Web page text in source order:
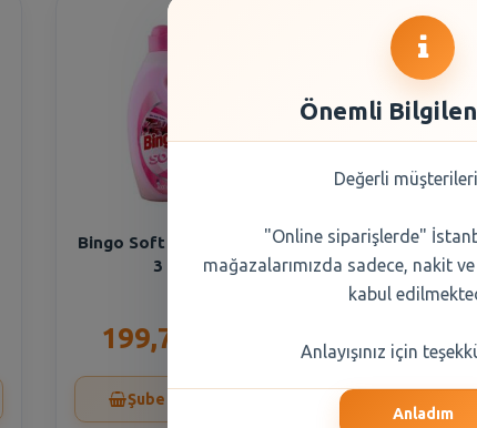
Bingo Soft Yumuşatıcı
3 lt
199,70 TL
Şube Seçiniz
Bingo Soft
Lovely 5 lt
288,50
Önemli
Değerli
"Online siparişlerde"
mağazalarımızda sadece, nakit
kabul
Anlayışınız için
Anladım